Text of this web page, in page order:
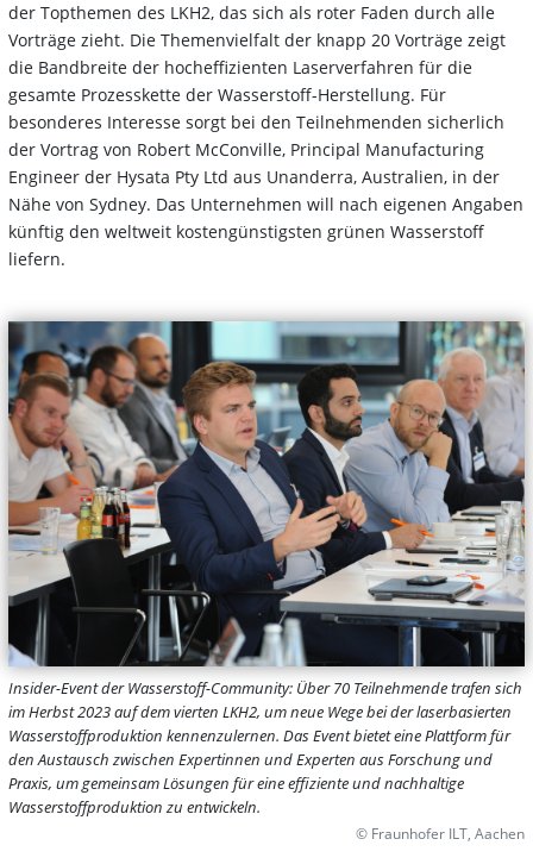
der Topthemen des LKH2, das sich als roter Faden durch alle
Vorträge zieht. Die Themenvielfalt der knapp 20 Vorträge zeigt
die Bandbreite der hocheffizienten Laserverfahren für die
gesamte Prozesskette der Wasserstoff-Herstellung. Für
besonderes Interesse sorgt bei den Teilnehmenden sicherlich
der Vortrag von Robert McConville, Principal Manufacturing
Engineer der Hysata Pty Ltd aus Unanderra, Australien, in der
Nähe von Sydney. Das Unternehmen will nach eigenen Angaben
künftig den weltweit kostengünstigsten grünen Wasserstoff
liefern.
Insider-Event der Wasserstoff-Community: Über 70 Teilnehmende trafen sich
im Herbst 2023 auf dem vierten LKH2, um neue Wege bei der laserbasierten
Wasserstoffproduktion kennenzulernen. Das Event bietet eine Plattform für
den Austausch zwischen Expertinnen und Experten aus Forschung und
Praxis, um gemeinsam Lösungen für eine effiziente und nachhaltige
Wasserstoffproduktion zu entwickeln.
© Fraunhofer ILT, Aachen